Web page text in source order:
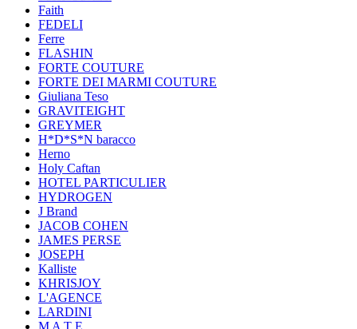
Faith
FEDELI
Ferre
FLASHIN
FORTE COUTURE
FORTE DEI MARMI COUTURE
Giuliana Teso
GRAVITEIGHT
GREYMER
H*D*S*N baracco
Herno
Holy Caftan
HOTEL PARTICULIER
HYDROGEN
J Brand
JACOB COHEN
JAMES PERSE
JOSEPH
Kalliste
KHRISJOY
L'AGENCE
LARDINI
M A T E